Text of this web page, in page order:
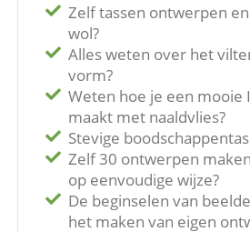
Zelf tassen ontwerpen
wol?
Alles weten over het
vorm?
Weten hoe je een mooie
maakt met naaldvlies?
Stevige
Zelf 30 ontwerpen
op eenvoudige wijze?
De beginselen van
het maken van eigen